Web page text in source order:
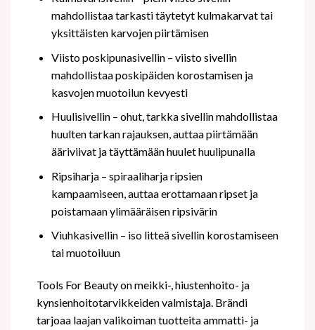
mahdollistaa tarkasti täytetyt kulmakarvat tai
yksittäisten karvojen piirtämisen
Viisto poskipunasivellin – viisto sivellin
mahdollistaa poskipäiden korostamisen ja
kasvojen muotoilun kevyesti
Huulisivellin – ohut, tarkka sivellin mahdollistaa
huulten tarkan rajauksen, auttaa piirtämään
ääriviivat ja täyttämään huulet huulipunalla
Ripsiharja – spiraaliharja ripsien
kampaamiseen, auttaa erottamaan ripset ja
poistamaan ylimääräisen ripsivärin
Viuhkasivellin – iso litteä sivellin korostamiseen
tai muotoiluun
Tools For Beauty on meikki-, hiustenhoito- ja
kynsienhoitotarvikkeiden valmistaja. Brändi
tarjoaa laajan valikoiman tuotteita ammatti- ja